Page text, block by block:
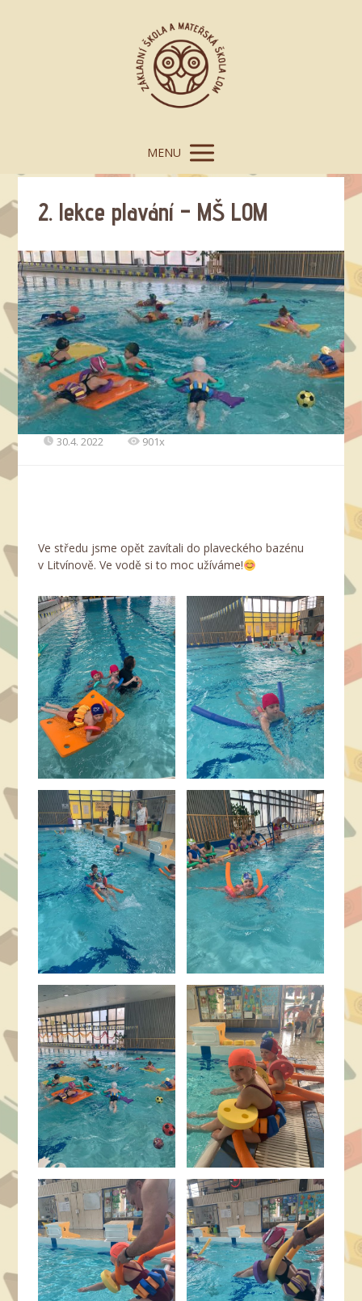
MENU
2. lekce plavání – MŠ LOM
30.4. 2022 901x
Ve středu jsme opět zavítali do plaveckého bazénu
v Litvínově. Ve vodě si to moc užíváme!